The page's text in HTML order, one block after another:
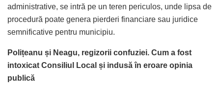
administrative, se intră pe un teren periculos, unde lipsa de
procedură poate genera pierderi financiare sau juridice
semnificative pentru municipiu.
Polițeanu și Neagu, regizorii confuziei. Cum a fost
intoxicat Consiliul Local și indusă în eroare opinia
publică